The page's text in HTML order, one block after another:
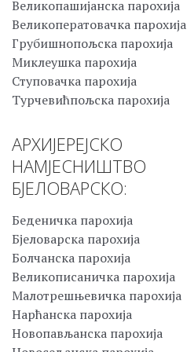
Великопашијанска парохија
Великоператовачка парохија
Грубишнопољска парохија
Миклеушка парохија
Ступовачка парохија
Турчевићпољска парохија
АРХИЈЕРЕЈСКО
НАМЈЕСНИШТВО
БЈЕЛОВАРСКО:
Беденичка парохија
Бјеловарска парохија
Болчанска парохија
Великописаничка парохија
Малотрешњевичка парохија
Нарћанска парохија
Новопављанска парохија